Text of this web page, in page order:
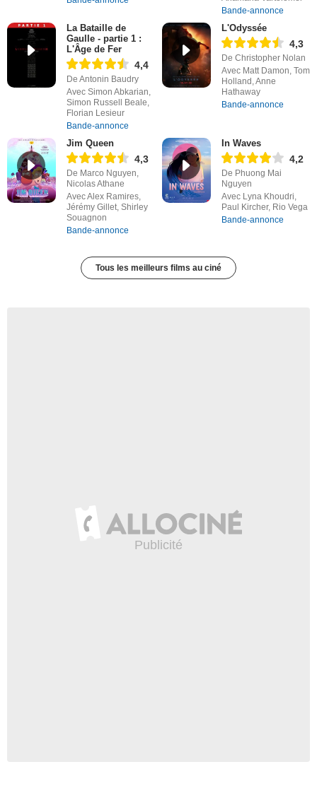
Bande-annonce
La Bataille de
Gaulle - partie 1 :
L'Âge de Fer
4,4
De Antonin Baudry
Avec Simon Abkarian,
Simon Russell Beale,
Florian Lesieur
Bande-annonce
L'Odyssée
4,3
De Christopher Nolan
Avec Matt Damon, Tom
Holland, Anne
Hathaway
Bande-annonce
Jim Queen
4,3
De Marco Nguyen,
Nicolas Athane
Avec Alex Ramires,
Jérémy Gillet, Shirley
Souagnon
Bande-annonce
In Waves
4,2
De Phuong Mai
Nguyen
Avec Lyna Khoudri,
Paul Kircher, Rio Vega
Bande-annonce
Tous les meilleurs films au ciné